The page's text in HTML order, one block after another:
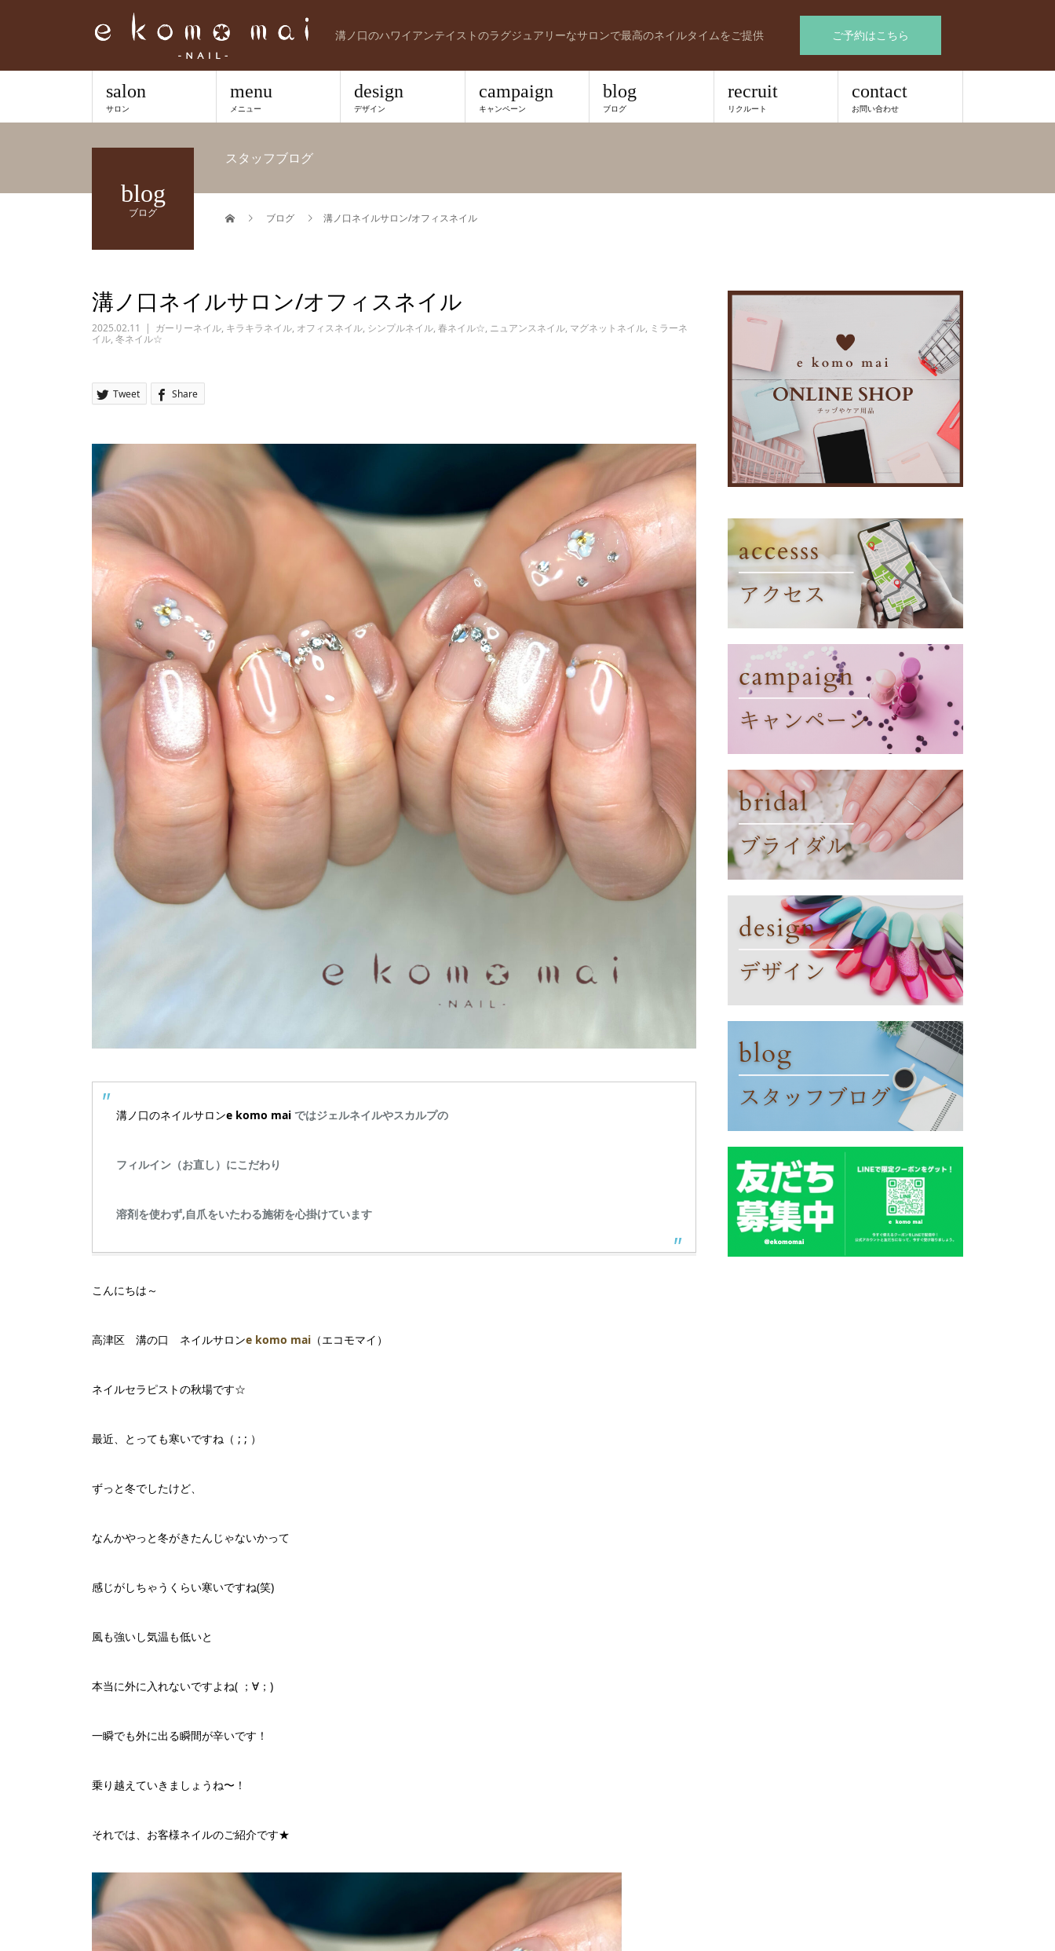
溝ノ口のハワイアンテイストのラグジュアリーなサロンで最高のネイルタイムをご提供 ご予約はこちら
salon
サロン
menu
メニュー
design
デザイン
campaign
キャンペーン
blog
ブログ
recruit
リクルート
contact
お問い合わせ
blog
ブログ
スタッフブログ
ブログ 溝ノ口ネイルサロン/オフィスネイル
溝ノ口ネイルサロン/オフィスネイル
2025.02.11 ガーリーネイル, キラキラネイル, オフィスネイル, シンプルネイル, 春ネイル☆, ニュアンスネイル, マグネットネイル, ミラーネ
イル, 冬ネイル☆
Tweet Share
溝ノ口のネイルサロンe komo mai ではジェルネイルやスカルプの
フィルイン（お直し）にこだわり
溶剤を使わず,自爪をいたわる施術を心掛けています
こんにちは～
高津区 溝の口 ネイルサロンe komo mai （エコモマイ）
ネイルセラピストの秋場です☆
最近、とっても寒いですね（ ; ; ）
ずっと冬でしたけど、
なんかやっと冬がきたんじゃないかって
感じがしちゃうくらい寒いですね(笑)
風も強いし気温も低いと
本当に外に入れないですよね( ；∀；)
一瞬でも外に出る瞬間が辛いです！
乗り越えていきましょうね〜！
それでは、お客様ネイルのご紹介です★